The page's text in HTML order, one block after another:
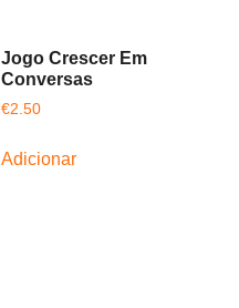
Jogo Crescer Em
Conversas
€2.50
Adicionar